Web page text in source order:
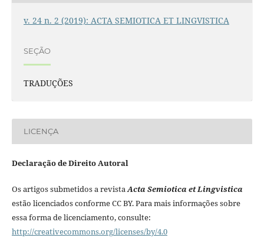
v. 24 n. 2 (2019): ACTA SEMIOTICA ET LINGVISTICA
SEÇÃO
TRADUÇÕES
LICENÇA
Declaração de Direito Autoral
Os artigos submetidos a revistaActa Semiotica et Lingvistica
estão licenciados conforme CC BY. Para mais informações sobre
essa forma de licenciamento, consulte:
http://creativecommons.org/licenses/by/4.0